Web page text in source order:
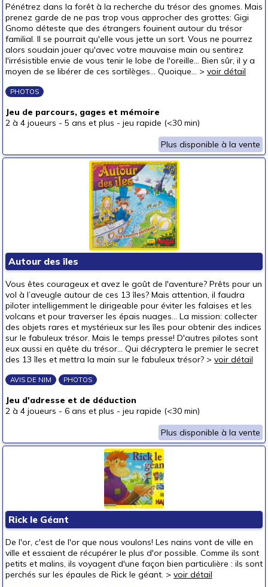
Pénétrez dans la forêt à la recherche du trésor des gnomes. Mais
prenez garde de ne pas trop vous approcher des grottes: Gigi
Gnomo déteste que des étrangers fouinent autour du trésor
familial. Il se pourrait qu'elle vous jette un sort. Vous ne pourrez
alors soudain jouer qu'avec votre mauvaise main ou sentirez
l'irrésistible envie de vous tenir le lobe de l'oreille... Bien sûr, il y a
moyen de se libérer de ces sortilèges... Quoique... > voir détail
PHOTOS
Jeu de parcours, gages et mémoire
2 à 4 joueurs - 5 ans et plus - jeu rapide (<30 min)
Plus disponible à la vente
Autour des îles
Vous êtes courageux et avez le goût de l'aventure? Prêts pour un
vol à l’aveugle autour de ces 13 îles? Mais attention, il faudra
piloter intelligemment le dirigeable pour éviter les falaises et les
volcans et pour traverser les épais nuages... La mission: collecter
des objets rares et mystérieux sur les îles pour obtenir des indices
sur le fabuleux trésor. Mais le temps presse! D'autres pilotes sont
eux aussi en quête du trésor... Qui décryptera le premier le secret
des 13 îles et mettra la main sur le fabuleux trésor? > voir détail
AVIS DE NIM PHOTOS
Jeu d'adresse et de déduction
2 à 4 joueurs - 6 ans et plus - jeu rapide (<30 min)
Plus disponible à la vente
Rick le Géant
De l'or, c'est de l'or que nous voulons! Les nains vont de ville en
ville et essaient de récupérer le plus d'or possible. Comme ils sont
petits et malins, ils voyagent d'une façon bien particulière : ils sont
perchés sur les épaules de Rick le géant. > voir détail